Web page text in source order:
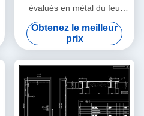
évalués en métal du feu
commercial avec la 40mm
double feuille en verre
Obtenez le meilleur
prix